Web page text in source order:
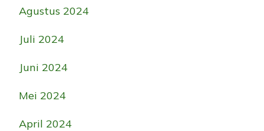
Agustus 2024
Juli 2024
Juni 2024
Mei 2024
April 2024